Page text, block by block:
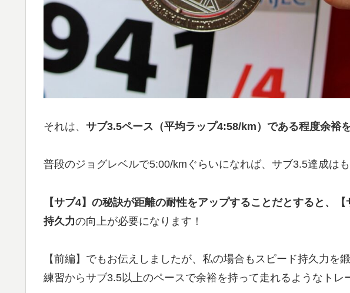
それは、 サブ3.5ペース（平均ラップ4:58/km）である程度余裕
普段のジョグレベルで5:00/kmぐらいになれば、サブ3.5達成はも
【サブ4】の秘訣が距離の耐性をアップすることだとすると、
持久力の向上が必要になります！
【前編】でもお伝えしましたが、私の場合もスピード持久力を
練習からサブ3.5以上のペースで余裕を持って走れるようなトレ